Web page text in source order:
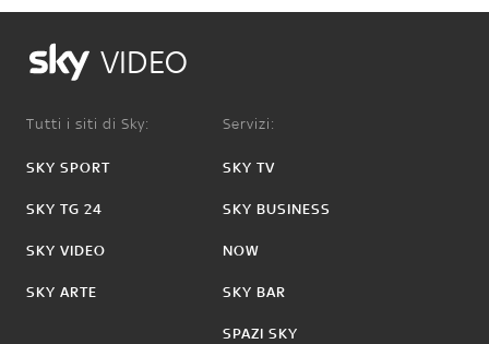
VIDEO
Tutti i siti di Sky:
SKY SPORT
SKY TG 24
SKY VIDEO
SKY ARTE
Servizi:
SKY TV
SKY BUSINESS
NOW
SKY BAR
SPAZI SKY